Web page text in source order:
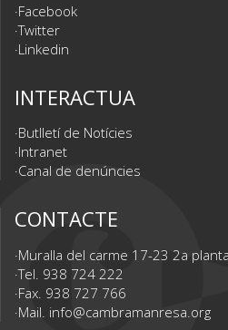
Facebook
Twitter
Linkedin
INTERACTUA
Butlletí de Notícies
Intranet
Canal de denúncies
CONTACTE
Muralla del carme 17-23 2a
Tel. 938 724 222
Fax. 938 727 766
Mail. info@cambramanresa.org